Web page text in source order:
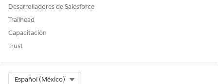
Desarrolladores de Salesforce
Trailhead
Capacitación
Trust
Español (México)